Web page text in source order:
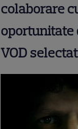
colaborare
oportunitate
VOD